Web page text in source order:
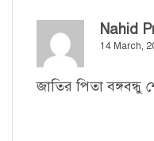
Nahid
14 March,
জাতির পিতা